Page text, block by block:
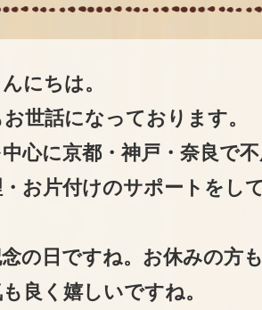
にちは。
世話になっております。
心に京都・神戸・奈良で
お片付けのサポートをし
の日ですね。お休みの方
良く嬉しいですね。